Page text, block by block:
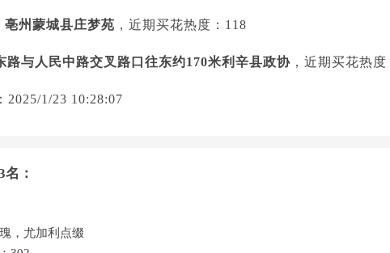
亳州蒙城县庄梦苑 ，近期买花热度：118
路与人民中路交叉路口往东约170米利辛县政协 ，近期买花热
2025/1/23 10:28:07
：
，尤加利点缀